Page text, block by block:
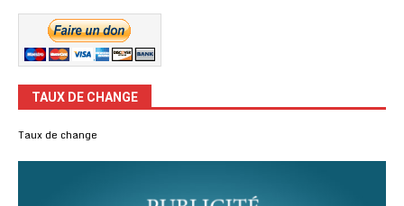
TAUX DE CHANGE
Taux de change